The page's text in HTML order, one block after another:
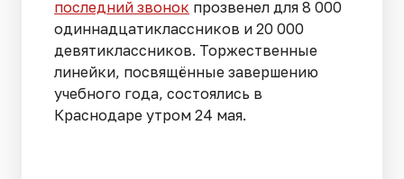
последний звонок прозвенел для 8 000
одиннадцатиклассников и 20 000
девятиклассников. Торжественные
линейки, посвящённые завершению
учебного года, состоялись в
Краснодаре утром 24 мая.